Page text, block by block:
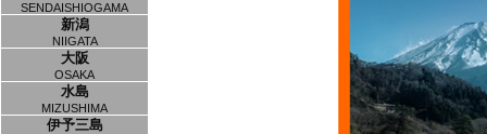
SENDAISHIOGAMA
新潟
NIIGATA
大阪
OSAKA
水島
MIZUSHIMA
伊予三島